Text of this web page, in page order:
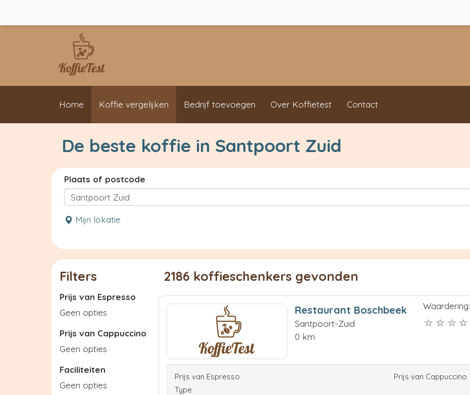
Home Koffie vergelijken Bedrijf toevoegen Over Koffietest Contact
De beste koffie in Santpoort Zuid
Plaats of postcode
Mijn lokatie
Filters
Prijs van Espresso
Geen opties
Prijs van Cappuccino
Geen opties
Faciliteiten
Geen opties
2186 koffieschenkers gevonden
Restaurant Boschbeek
Santpoort-Zuid
0 km
Waardering:
Prijs van Espresso
Prijs van Cappuccino
Type